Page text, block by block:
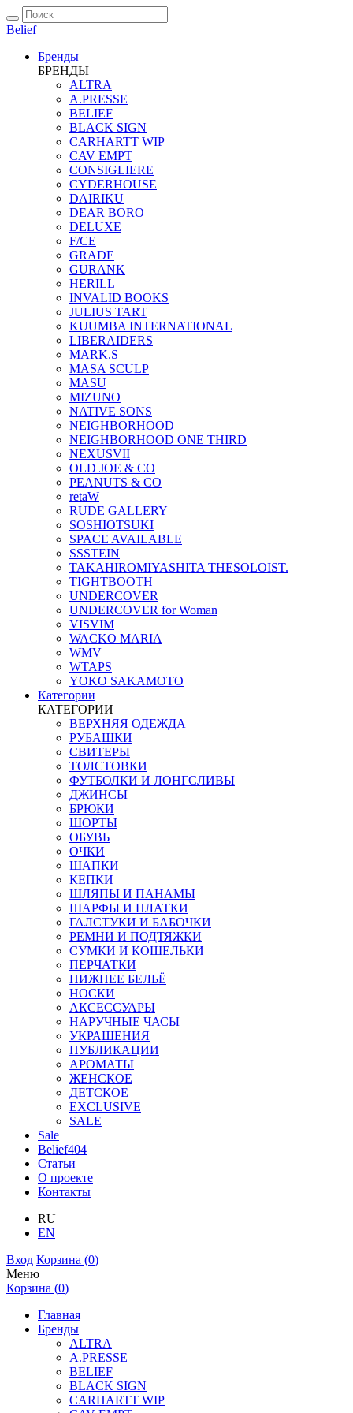
Belief
Бренды
БРЕНДЫ
ALTRA
A.PRESSE
BELIEF
BLACK SIGN
CARHARTT WIP
CAV EMPT
CONSIGLIERE
CYDERHOUSE
DAIRIKU
DEAR BORO
DELUXE
F/CE
GRADE
GURANK
HERILL
INVALID BOOKS
JULIUS TART
KUUMBA INTERNATIONAL
LIBERAIDERS
MARK.S
MASA SCULP
MASU
MIZUNO
NATIVE SONS
NEIGHBORHOOD
NEIGHBORHOOD ONE THIRD
NEXUSVII
OLD JOE & CO
PEANUTS & CO
retaW
RUDE GALLERY
SOSHIOTSUKI
SPACE AVAILABLE
SSSTEIN
TAKAHIROMIYASHITA THESOLOIST.
TIGHTBOOTH
UNDERCOVER
UNDERCOVER for Woman
VISVIM
WACKO MARIA
WMV
WTAPS
YOKO SAKAMOTO
Категории
КАТЕГОРИИ
ВЕРХНЯЯ ОДЕЖДА
РУБАШКИ
СВИТЕРЫ
ТОЛСТОВКИ
ФУТБОЛКИ И ЛОНГСЛИВЫ
ДЖИНСЫ
БРЮКИ
ШОРТЫ
ОБУВЬ
ОЧКИ
ШАПКИ
КЕПКИ
ШЛЯПЫ И ПАНАМЫ
ШАРФЫ И ПЛАТКИ
ГАЛСТУКИ И БАБОЧКИ
РЕМНИ И ПОДТЯЖКИ
СУМКИ И КОШЕЛЬКИ
ПЕРЧАТКИ
НИЖНЕЕ БЕЛЬЁ
НОСКИ
АКСЕССУАРЫ
НАРУЧНЫЕ ЧАСЫ
УКРАШЕНИЯ
ПУБЛИКАЦИИ
АРОМАТЫ
ЖЕНСКОЕ
ДЕТСКОЕ
EXCLUSIVE
SALE
Sale
Belief404
Статьи
О проекте
Контакты
RU
EN
Вход Корзина (0)
Меню
Корзина (0)
Главная
Бренды
ALTRA
A.PRESSE
BELIEF
BLACK SIGN
CARHARTT WIP